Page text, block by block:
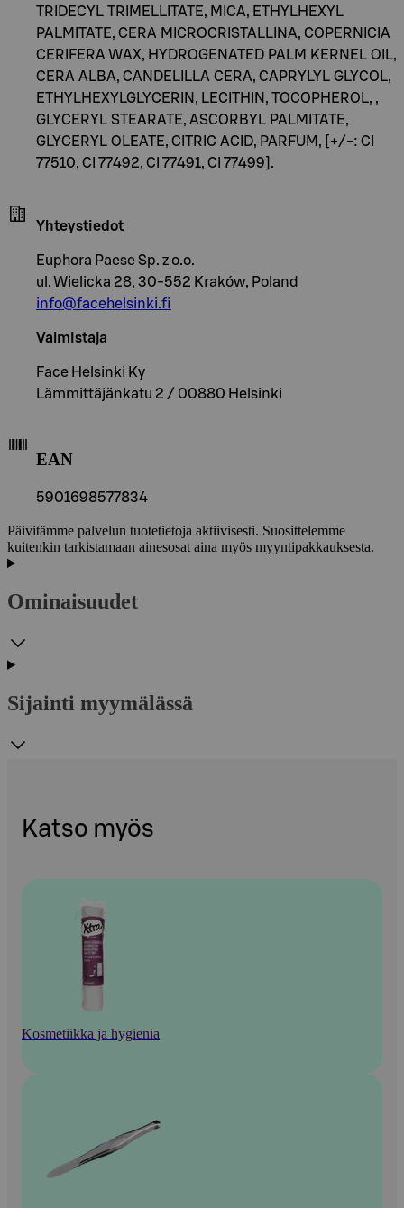
TRIDECYL TRIMELLITATE, MICA, ETHYLHEXYL
PALMITATE, CERA MICROCRISTALLINA, COPERNICIA
CERIFERA WAX, HYDROGENATED PALM KERNEL OIL,
CERA ALBA, CANDELILLA CERA, CAPRYLYL GLYCOL,
ETHYLHEXYLGLYCERIN, LECITHIN, TOCOPHEROL, ,
GLYCERYL STEARATE, ASCORBYL PALMITATE,
GLYCERYL OLEATE, CITRIC ACID, PARFUM, [+/-: CI
77510, CI 77492, CI 77491, CI 77499].
Yhteystiedot
Euphora Paese Sp. z o.o.
ul. Wielicka 28, 30-552 Kraków, Poland
info@facehelsinki.fi
Valmistaja
Face Helsinki Ky
Lämmittäjänkatu 2 / 00880 Helsinki
EAN
5901698577834
Päivitämme palvelun tuotetietoja aktiivisesti. Suosittelemme
kuitenkin tarkistamaan ainesosat aina myös myyntipakkauksesta.
Ominaisuudet
Sijainti myymälässä
Katso myös
Kosmetiikka ja hygienia